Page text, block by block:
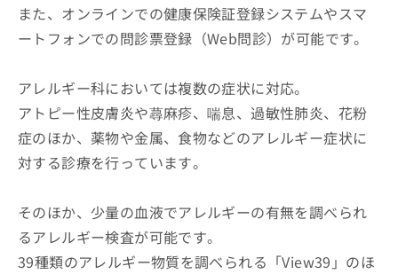
また、オンラインでの健康保険証登録システムやスマ
ートフォンでの問診票登録（Web問診）が可能です。
アレルギー科においては複数の症状に対応。
アトピー性皮膚炎や蕁麻疹、喘息、過敏性肺炎、花粉
症のほか、薬物や金属、食物などのアレルギー症状に
対する診療を行っています。
そのほか、少量の血液でアレルギーの有無を調べられ
るアレルギー検査が可能です。
39種類のアレルギー物質を調べられる「View39」のほ